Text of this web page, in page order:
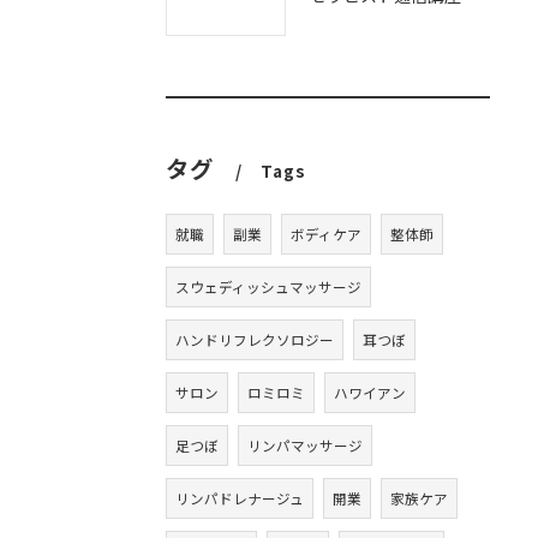
タグ Tags
就職 副業 ボディケア 整体師
スウェディッシュマッサージ
ハンドリフレクソロジー 耳つぼ
サロン ロミロミ ハワイアン
足つぼ リンパマッサージ
リンパドレナージュ 開業 家族ケア